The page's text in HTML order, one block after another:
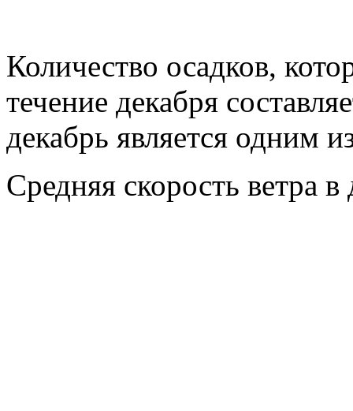
Количество осадков,
течение декабря
декабрь является одним
Средняя скорость ветра в